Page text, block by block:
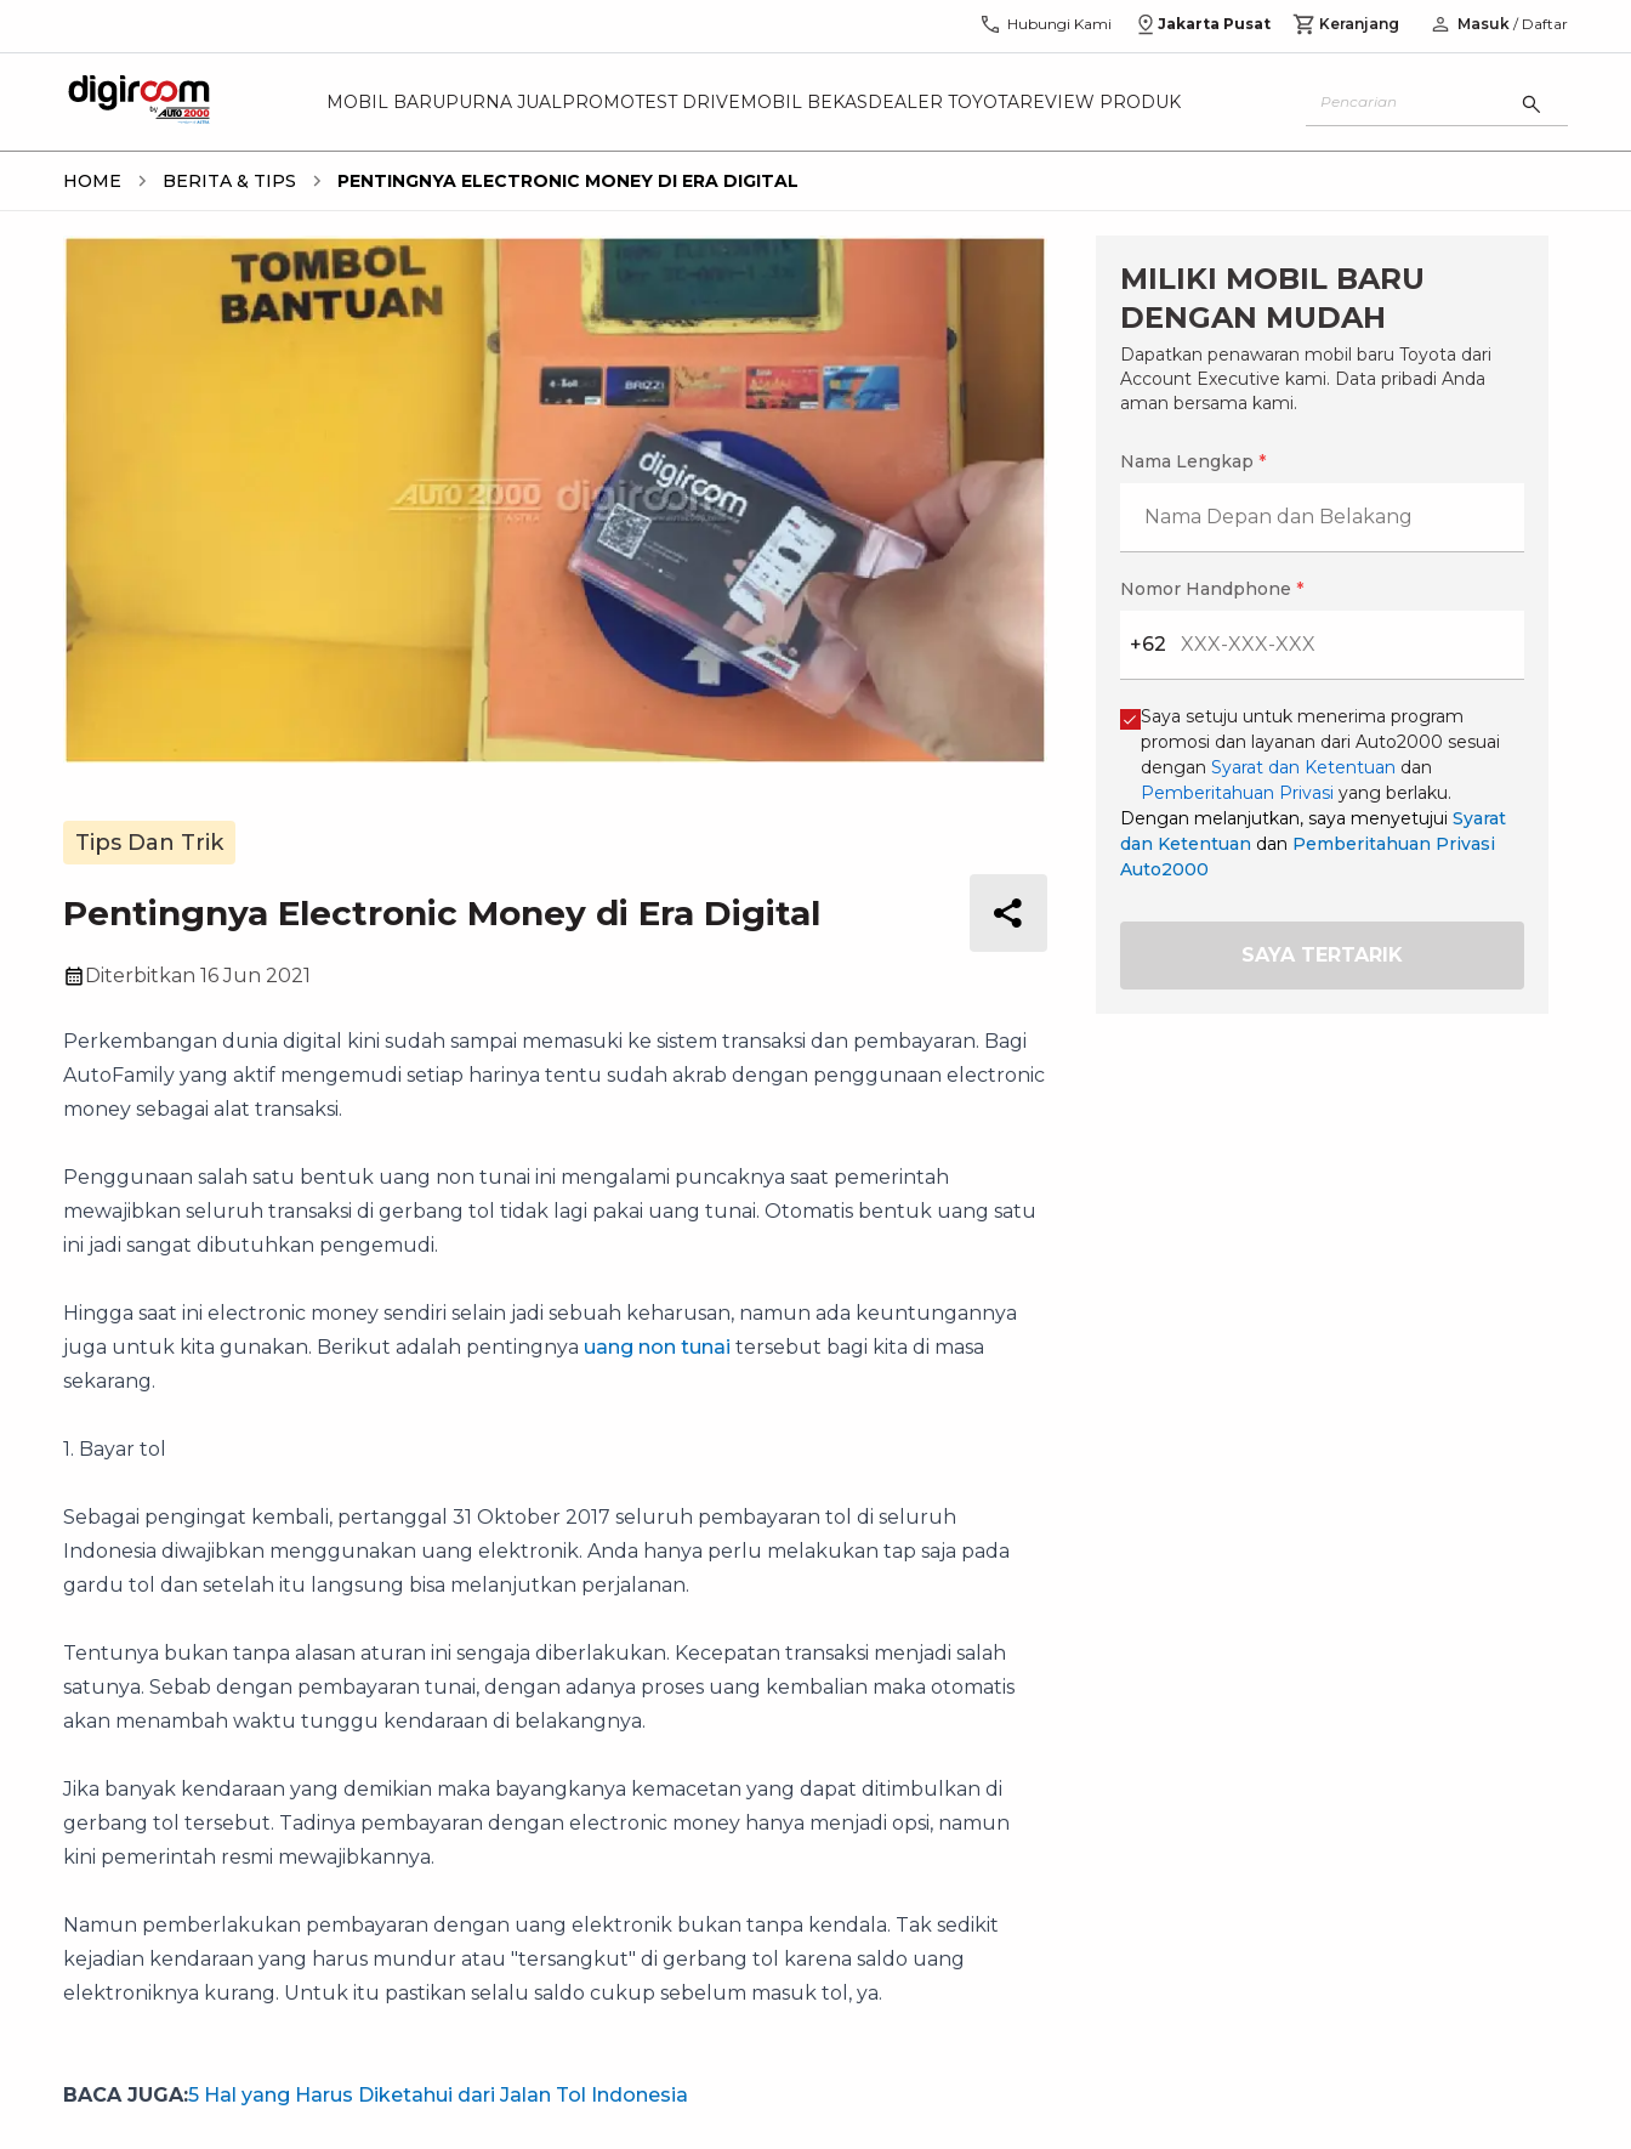
Hubungi Kami Jakarta Pusat Keranjang Masuk / Daftar
MOBIL BARUPURNA JUAL PROMOTEST DRIVEMOBIL BEKASDEALER TOYOTAREVIEW PRODUK
HOME BERITA & TIPS PENTINGNYA ELECTRONIC MONEY DI ERA DIGITAL
Tips Dan Trik
Pentingnya Electronic Money di Era Digital
Diterbitkan 16 Jun 2021
Perkembangan dunia digital kini sudah sampai memasuki ke sistem transaksi dan pembayaran. Bagi
AutoFamily yang aktif mengemudi setiap harinya tentu sudah akrab dengan penggunaan electronic
money sebagai alat transaksi.
Penggunaan salah satu bentuk uang non tunai ini mengalami puncaknya saat pemerintah
mewajibkan seluruh transaksi di gerbang tol tidak lagi pakai uang tunai. Otomatis bentuk uang satu
ini jadi sangat dibutuhkan pengemudi.
Hingga saat ini electronic money sendiri selain jadi sebuah keharusan, namun ada keuntungannya
juga untuk kita gunakan. Berikut adalah pentingnya uang non tunai tersebut bagi kita di masa
sekarang.
1. Bayar tol
Sebagai pengingat kembali, pertanggal 31 Oktober 2017 seluruh pembayaran tol di seluruh
Indonesia diwajibkan menggunakan uang elektronik. Anda hanya perlu melakukan tap saja pada
gardu tol dan setelah itu langsung bisa melanjutkan perjalanan.
Tentunya bukan tanpa alasan aturan ini sengaja diberlakukan. Kecepatan transaksi menjadi salah
satunya. Sebab dengan pembayaran tunai, dengan adanya proses uang kembalian maka otomatis
akan menambah waktu tunggu kendaraan di belakangnya.
Jika banyak kendaraan yang demikian maka bayangkanya kemacetan yang dapat ditimbulkan di
gerbang tol tersebut. Tadinya pembayaran dengan electronic money hanya menjadi opsi, namun
kini pemerintah resmi mewajibkannya.
Namun pemberlakukan pembayaran dengan uang elektronik bukan tanpa kendala. Tak sedikit
kejadian kendaraan yang harus mundur atau "tersangkut" di gerbang tol karena saldo uang
elektroniknya kurang. Untuk itu pastikan selalu saldo cukup sebelum masuk tol, ya.
BACA JUGA:5 Hal yang Harus Diketahui dari Jalan Tol Indonesia
MILIKI MOBIL BARU
DENGAN MUDAH
Dapatkan penawaran mobil baru Toyota dari
Account Executive kami. Data pribadi Anda
aman bersama kami.
Nama Lengkap *
Nomor Handphone *
+62
Saya setuju untuk menerima program
promosi dan layanan dari Auto2000 sesuai
dengan Syarat dan Ketentuan dan
Pemberitahuan Privasi yang berlaku.
Dengan melanjutkan, saya menyetujui Syarat
dan Ketentuan dan Pemberitahuan Privasi
Auto2000
SAYA TERTARIK